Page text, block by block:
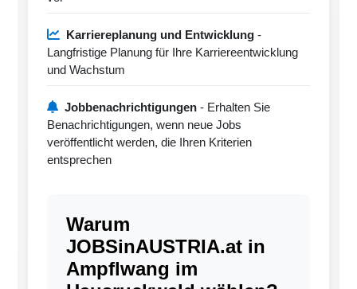
Karriereplanung und Entwicklung -
Langfristige Planung für Ihre Karriereentwicklung
und Wachstum
Jobbenachrichtigungen - Erhalten Sie
Benachrichtigungen, wenn neue Jobs
veröffentlicht werden, die Ihren Kriterien
entsprechen
Warum
JOBSinAUSTRIA.at in
Ampflwang im